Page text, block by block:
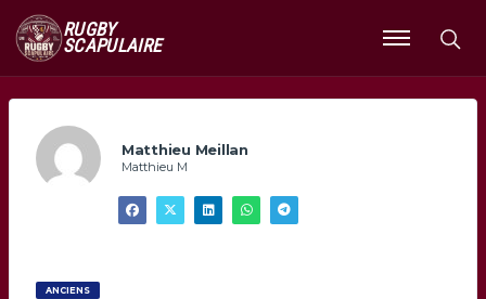
RUGBY
SCAPULAIRE
Ouvrir
le
Matthieu Meillan
Matthieu M
ANCIENS